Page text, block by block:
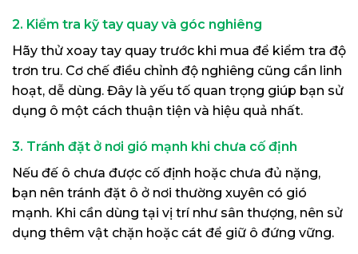
2. Kiểm tra kỹ tay quay và góc nghiêng
Hãy thử xoay tay quay trước khi mua để kiểm tra độ
trơn tru. Cơ chế điều chỉnh độ nghiêng cũng cần linh
hoạt, dễ dùng. Đây là yếu tố quan trọng giúp bạn sử
dụng ô một cách thuận tiện và hiệu quả nhất.
3. Tránh đặt ở nơi gió mạnh khi chưa cố định
Nếu đế ô chưa được cố định hoặc chưa đủ nặng,
bạn nên tránh đặt ô ở nơi thường xuyên có gió
mạnh. Khi cần dùng tại vị trí như sân thượng, nên sử
dụng thêm vật chặn hoặc cát để giữ ô đứng vững.